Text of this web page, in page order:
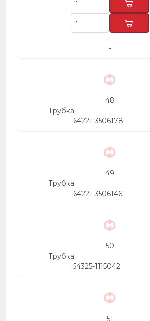
-
-
48
Трубка
64221-3506178
49
Трубка
64221-3506146
50
Трубка
54325-1115042
51